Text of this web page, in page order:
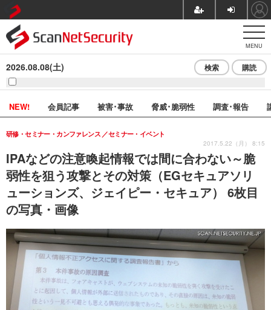
MENU
2026.08.08(土) 検索 購読
NEW! 会員記事 被害･事故 脅威･脆弱性 調査･報告
IPAなどの注意喚起情報では間に合わない～脆
弱性を狙う攻撃とその対策（EGセキュアソリ
ューションズ、ジェイピー・セキュア） 6枚目
の写真・画像
研修・セミナー・カンファレンス セミナー・イベント
2017.5.22（月） 8:15